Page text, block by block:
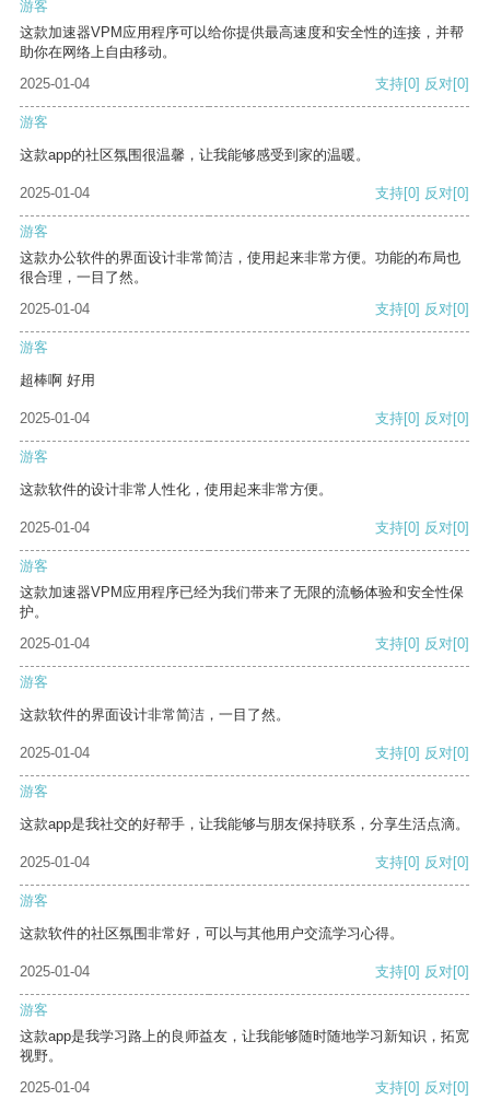
游客
这款加速器VPM应用程序可以给你提供最高速度和安全性的连接，并帮
助你在网络上自由移动。
2025-01-04
支持[0] 反对[0]
游客
这款app的社区氛围很温馨，让我能够感受到家的温暖。
2025-01-04 支持[0] 反对[0]
游客
这款办公软件的界面设计非常简洁，使用起来非常方便。功能的布局也
很合理，一目了然。
2025-01-04
支持[0] 反对[0]
游客
超棒啊 好用
2025-01-04 支持[0] 反对[0]
游客
这款软件的设计非常人性化，使用起来非常方便。
2025-01-04 支持[0] 反对[0]
游客
这款加速器VPM应用程序已经为我们带来了无限的流畅体验和安全性保
护。
2025-01-04
支持[0] 反对[0]
游客
这款软件的界面设计非常简洁，一目了然。
2025-01-04 支持[0] 反对[0]
游客
这款app是我社交的好帮手，让我能够与朋友保持联系，分享生活点滴。
2025-01-04 支持[0] 反对[0]
游客
这款软件的社区氛围非常好，可以与其他用户交流学习心得。
2025-01-04 支持[0] 反对[0]
游客
这款app是我学习路上的良师益友，让我能够随时随地学习新知识，拓宽
视野。
2025-01-04
支持[0] 反对[0]